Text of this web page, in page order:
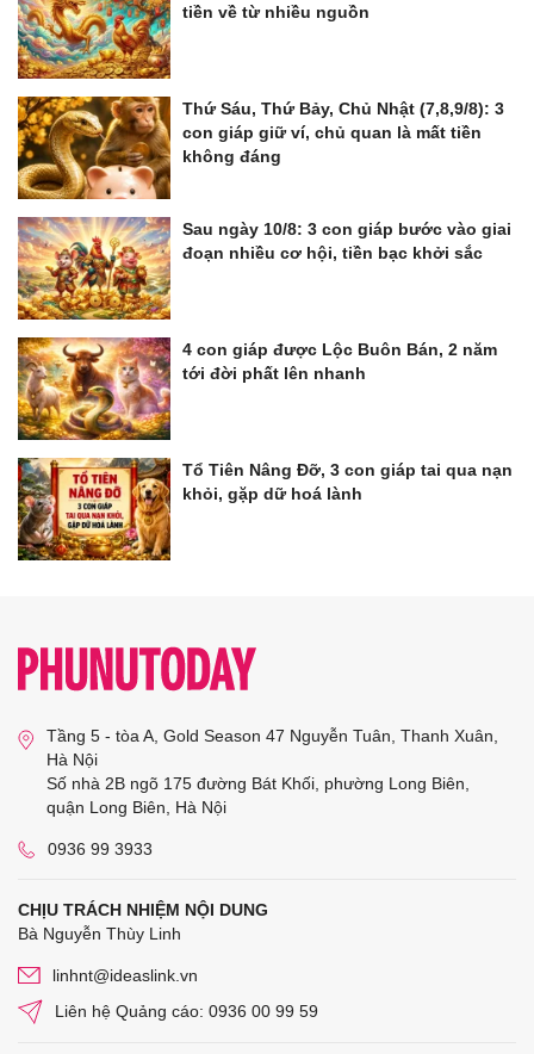
tiền về từ nhiều nguồn
Thứ Sáu, Thứ Bảy, Chủ Nhật (7,8,9/8): 3
con giáp giữ ví, chủ quan là mất tiền
không đáng
Sau ngày 10/8: 3 con giáp bước vào giai
đoạn nhiều cơ hội, tiền bạc khởi sắc
4 con giáp được Lộc Buôn Bán, 2 năm
tới đời phất lên nhanh
Tổ Tiên Nâng Đỡ, 3 con giáp tai qua nạn
khỏi, gặp dữ hoá lành
Tầng 5 - tòa A, Gold Season 47 Nguyễn Tuân, Thanh Xuân,
Hà Nội
Số nhà 2B ngõ 175 đường Bát Khối, phường Long Biên,
quận Long Biên, Hà Nội
0936 99 3933
CHỊU TRÁCH NHIỆM NỘI DUNG
Bà Nguyễn Thùy Linh
linhnt@ideaslink.vn
Liên hệ Quảng cáo: 0936 00 99 59